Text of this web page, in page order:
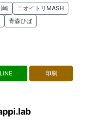
崎
ニオイトリMASH
青森ひば
LINE 印刷